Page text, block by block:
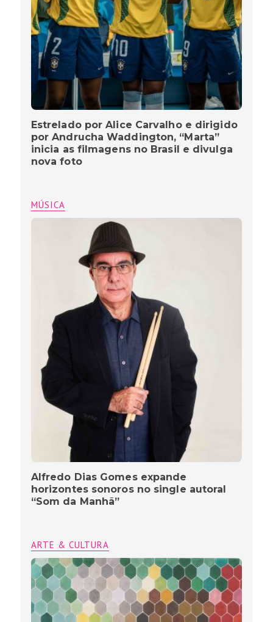
Estrelado por Alice Carvalho e dirigido
por Andrucha Waddington, “Marta”
inicia as filmagens no Brasil e divulga
nova foto
MÚSICA
Alfredo Dias Gomes expande
horizontes sonoros no single autoral
“Som da Manhã”
ARTE & CULTURA